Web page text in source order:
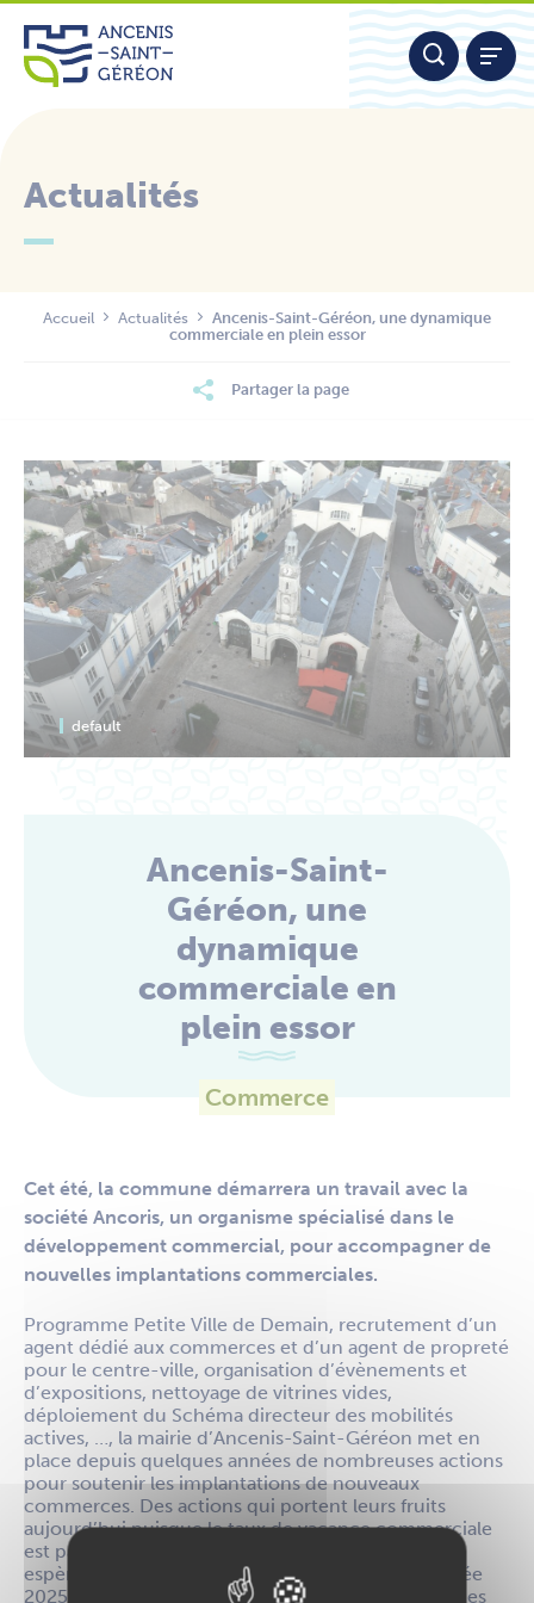
Aller
contenu
Actualités
Accueil Actualités
Ancenis-Saint-Géréon, une dynamique
commerciale en plein essor
Partager la page
default
Ancenis-Saint-
Géréon, une
dynamique
commerciale en
plein essor
Commerce
Cet été, la commune démarrera un travail avec la
société Ancoris, un organisme spécialisé dans le
développement commercial, pour accompagner de
nouvelles implantations commerciales.
Programme Petite Ville de Demain, recrutement d’un
agent dédié aux commerces et d’un agent de propreté
pour le centre-ville, organisation d’évènements et
d’expositions, nettoyage de vitrines vides,
déploiement du Schéma directeur des mobilités
actives, …, la mairie d’Ancenis-Saint-Géréon met en
place depuis quelques années de nombreuses actions
pour soutenir les implantations de nouveaux
commerces. Des actions qui portent leurs fruits
aujourd’hui puisque le taux de vacance commerciale
est passé de 18% en 2019 à 10% en 2025. La ville
espère que ce taux chute à 7% pour la fin de l’année
2025 grâce aux nouvelles ouvertures de commerces
Panneau de gestion des cookies